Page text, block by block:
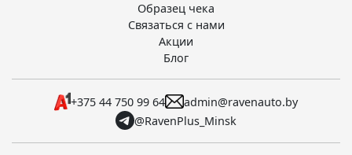
Образец чека
Связаться с нами
Акции
Блог
+375 44 750 99 64
admin@ravenauto.by
@RavenPlus_Minsk